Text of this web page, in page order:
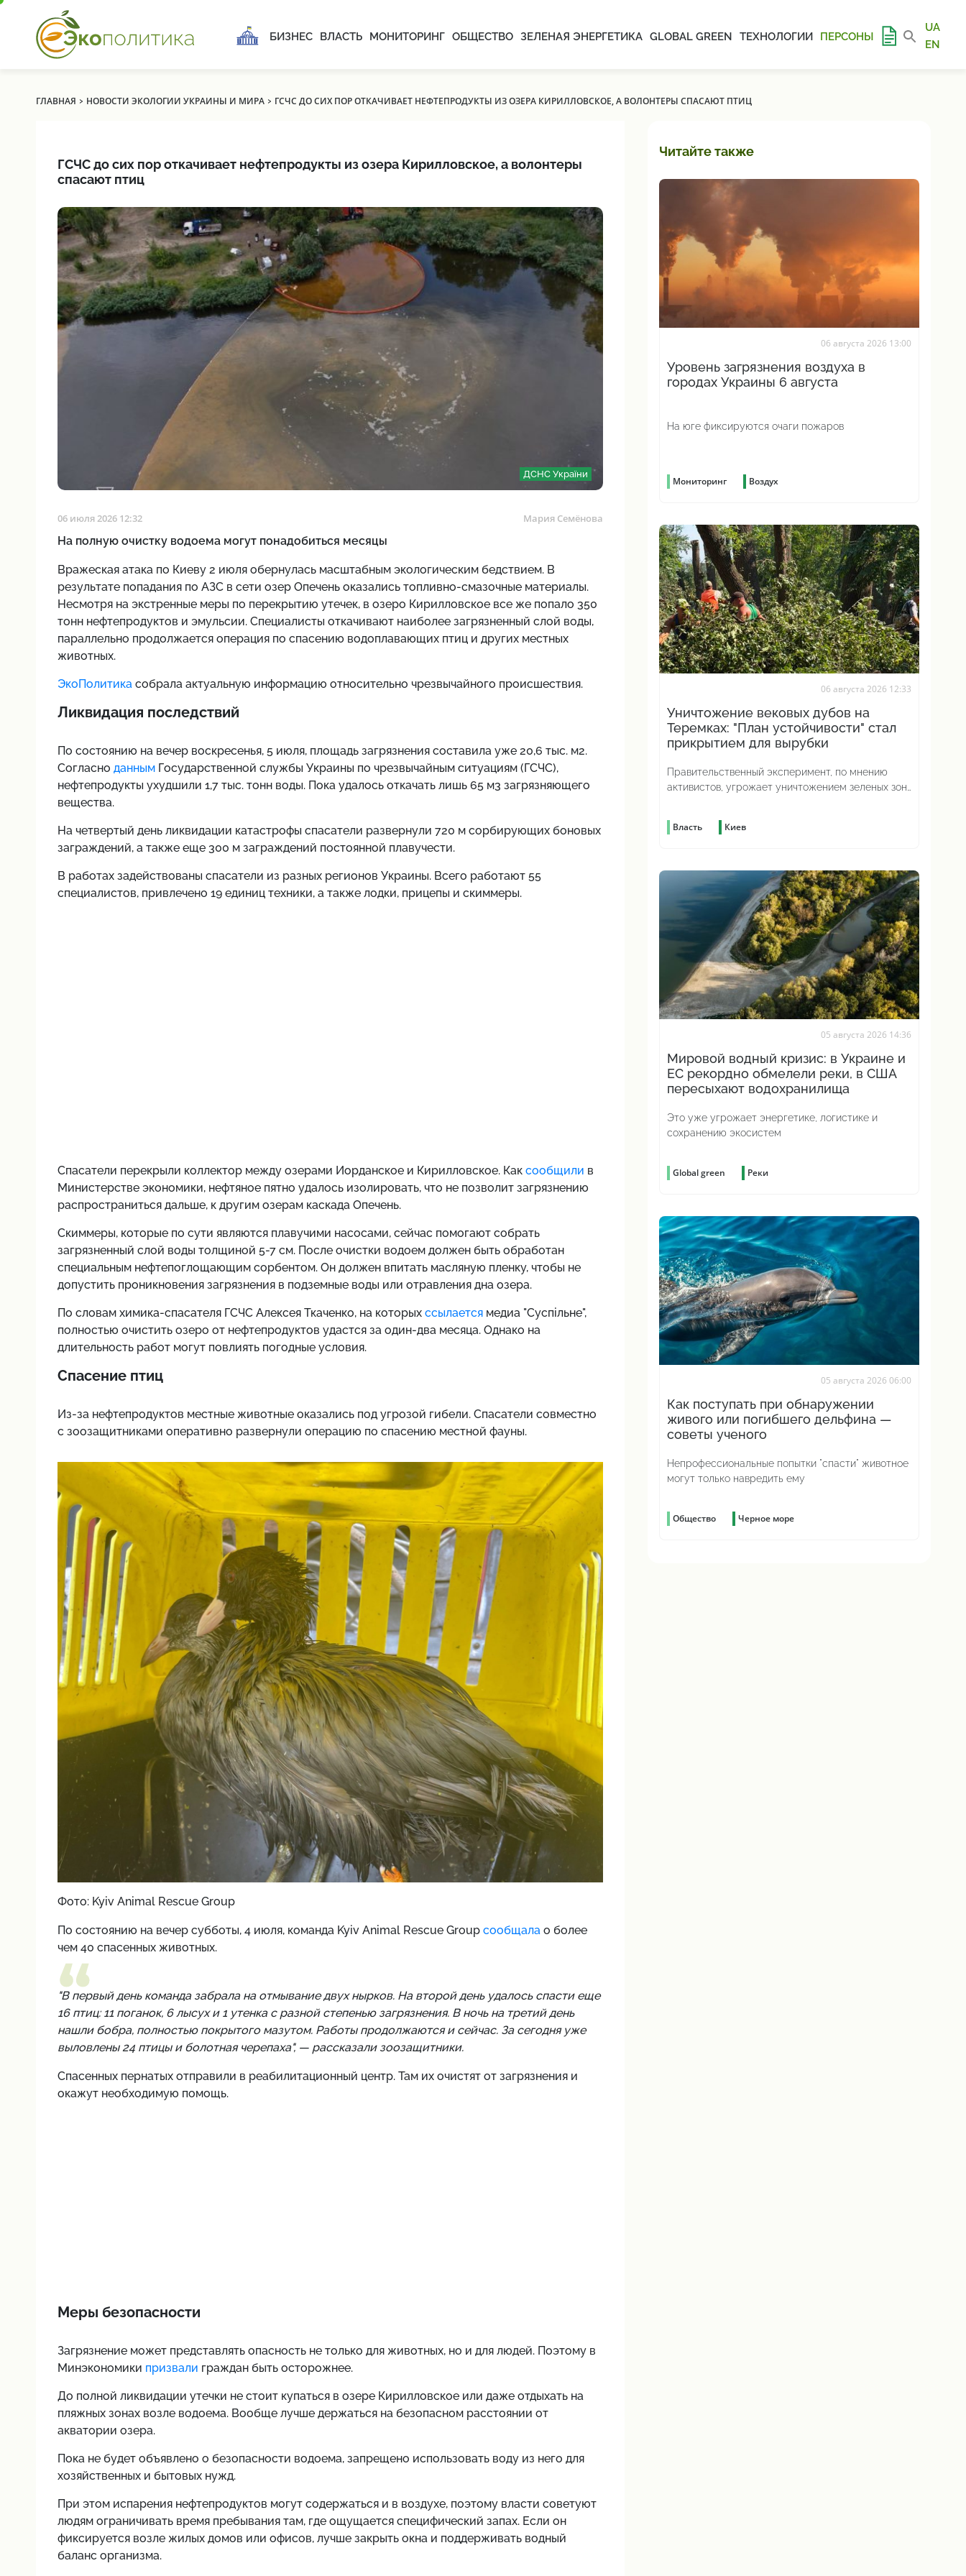
БИЗНЕС ВЛАСТЬ МОНИТОРИНГ ОБЩЕСТВО ЗЕЛЕНАЯ ЭНЕРГЕТИКА GLOBAL GREEN ТЕХНОЛОГИИ ПЕРСОНЫ
UA
EN
ГЛАВНАЯ › НОВОСТИ ЭКОЛОГИИ УКРАИНЫ И МИРА› ГСЧС ДО СИХ ПОР ОТКАЧИВАЕТ НЕФТЕПРОДУКТЫ ИЗ ОЗЕРА КИРИЛЛОВСКОЕ, А ВОЛОНТЕРЫ СПАСАЮТ ПТИЦ
ГСЧС до сих пор откачивает нефтепродукты из озера Кирилловское, а волонтеры
спасают птиц
ДСНС України
06 июля 2026 12:32 Мария Семёнова
На полную очистку водоема могут понадобиться месяцы
Вражеская атака по Киеву 2 июля обернулась масштабным экологическим бедствием. В
результате попадания по АЗС в сети озер Опечень оказались топливно-смазочные материалы.
Несмотря на экстренные меры по перекрытию утечек, в озеро Кирилловское все же попало 350
тонн нефтепродуктов и эмульсии. Специалисты откачивают наиболее загрязненный слой воды,
параллельно продолжается операция по спасению водоплавающих птиц и других местных
животных.
ЭкоПолитикасобрала актуальную информацию относительно чрезвычайного происшествия.
Ликвидация последствий
По состоянию на вечер воскресенья, 5 июля, площадь загрязнения составила уже 20,6 тыс. м2.
Согласно даннымГосударственной службы Украины по чрезвычайным ситуациям (ГСЧС),
нефтепродукты ухудшили 1,7 тыс. тонн воды. Пока удалось откачать лишь 65 м3 загрязняющего
вещества.
На четвертый день ликвидации катастрофы спасатели развернули 720 м сорбирующих боновых
заграждений, а также еще 300 м заграждений постоянной плавучести.
В работах задействованы спасатели из разных регионов Украины. Всего работают 55
специалистов, привлечено 19 единиц техники, а также лодки, прицепы и скиммеры.
Спасатели перекрыли коллектор между озерами Иорданское и Кирилловское. Как сообщили в
Министерстве экономики, нефтяное пятно удалось изолировать, что не позволит загрязнению
распространиться дальше, к другим озерам каскада Опечень.
Скиммеры, которые по сути являются плавучими насосами, сейчас помогают собрать
загрязненный слой воды толщиной 5-7 см. После очистки водоем должен быть обработан
специальным нефтепоглощающим сорбентом. Он должен впитать масляную пленку, чтобы не
допустить проникновения загрязнения в подземные воды или отравления дна озера.
По словам химика-спасателя ГСЧС Алексея Ткаченко, на которых ссылаетсямедиа "Суспільне",
полностью очистить озеро от нефтепродуктов удастся за один-два месяца. Однако на
длительность работ могут повлиять погодные условия.
Спасение птиц
Из-за нефтепродуктов местные животные оказались под угрозой гибели. Спасатели совместно
с зоозащитниками оперативно развернули операцию по спасению местной фауны.
Фото: Kyiv Animal Rescue Group
По состоянию на вечер субботы, 4 июля, команда Kyiv Animal Rescue Group сообщала о более
чем 40 спасенных животных.
"В первый день команда забрала на отмывание двух нырков. На второй день удалось спасти еще
16 птиц: 11 поганок, 6 лысух и 1 утенка с разной степенью загрязнения. В ночь на третий день
нашли бобра, полностью покрытого мазутом. Работы продолжаются и сейчас. За сегодня уже
выловлены 24 птицы и болотная черепаха", — рассказали зоозащитники.
Спасенных пернатых отправили в реабилитационный центр. Там их очистят от загрязнения и
окажут необходимую помощь.
Меры безопасности
Загрязнение может представлять опасность не только для животных, но и для людей. Поэтому в
Минэкономики призвали граждан быть осторожнее.
До полной ликвидации утечки не стоит купаться в озере Кирилловское или даже отдыхать на
пляжных зонах возле водоема. Вообще лучше держаться на безопасном расстоянии от
акватории озера.
Пока не будет объявлено о безопасности водоема, запрещено использовать воду из него для
хозяйственных и бытовых нужд.
При этом испарения нефтепродуктов могут содержаться и в воздухе, поэтому власти советуют
людям ограничивать время пребывания там, где ощущается специфический запах. Если он
фиксируется возле жилых домов или офисов, лучше закрыть окна и поддерживать водный
баланс организма.
Читайте также
06 августа 2026 13:00
Уровень загрязнения воздуха в
городах Украины 6 августа
На юге фиксируются очаги пожаров
Мониторинг Воздух
06 августа 2026 12:33
Уничтожение вековых дубов на
Теремках: "План устойчивости" стал
прикрытием для вырубки
Правительственный эксперимент, по мнению
активистов, угрожает уничтожением зеленых зон
Власть Киев
05 августа 2026 14:36
Мировой водный кризис: в Украине и
ЕС рекордно обмелели реки, в США
пересыхают водохранилища
Это уже угрожает энергетике, логистике и
сохранению экосистем
Global green Реки
05 августа 2026 06:00
Как поступать при обнаружении
живого или погибшего дельфина —
советы ученого
Непрофессиональные попытки "спасти" животное
могут только навредить ему
Общество Черное море